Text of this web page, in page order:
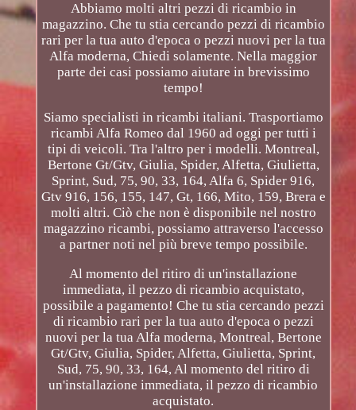
Abbiamo molti altri pezzi di ricambio in
magazzino. Che tu stia cercando pezzi di ricambio
rari per la tua auto d'epoca o pezzi nuovi per la tua
Alfa moderna, Chiedi solamente. Nella maggior
parte dei casi possiamo aiutare in brevissimo
tempo!
Siamo specialisti in ricambi italiani. Trasportiamo
ricambi Alfa Romeo dal 1960 ad oggi per tutti i
tipi di veicoli. Tra l'altro per i modelli. Montreal,
Bertone Gt/Gtv, Giulia, Spider, Alfetta, Giulietta,
Sprint, Sud, 75, 90, 33, 164, Alfa 6, Spider 916,
Gtv 916, 156, 155, 147, Gt, 166, Mito, 159, Brera e
molti altri. Ciò che non è disponibile nel nostro
magazzino ricambi, possiamo attraverso l'accesso
a partner noti nel più breve tempo possibile.
Al momento del ritiro di un'installazione
immediata, il pezzo di ricambio acquistato,
possibile a pagamento! Che tu stia cercando pezzi
di ricambio rari per la tua auto d'epoca o pezzi
nuovi per la tua Alfa moderna, Montreal, Bertone
Gt/Gtv, Giulia, Spider, Alfetta, Giulietta, Sprint,
Sud, 75, 90, 33, 164, Al momento del ritiro di
un'installazione immediata, il pezzo di ricambio
acquistato.